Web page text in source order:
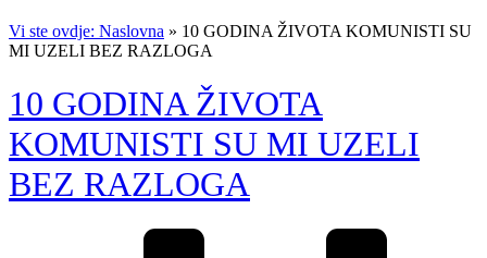
Vi ste ovdje: Naslovna » 10 GODINA ŽIVOTA KOMUNISTI SU
MI UZELI BEZ RAZLOGA
10 GODINA ŽIVOTA
KOMUNISTI SU MI UZELI
BEZ RAZLOGA